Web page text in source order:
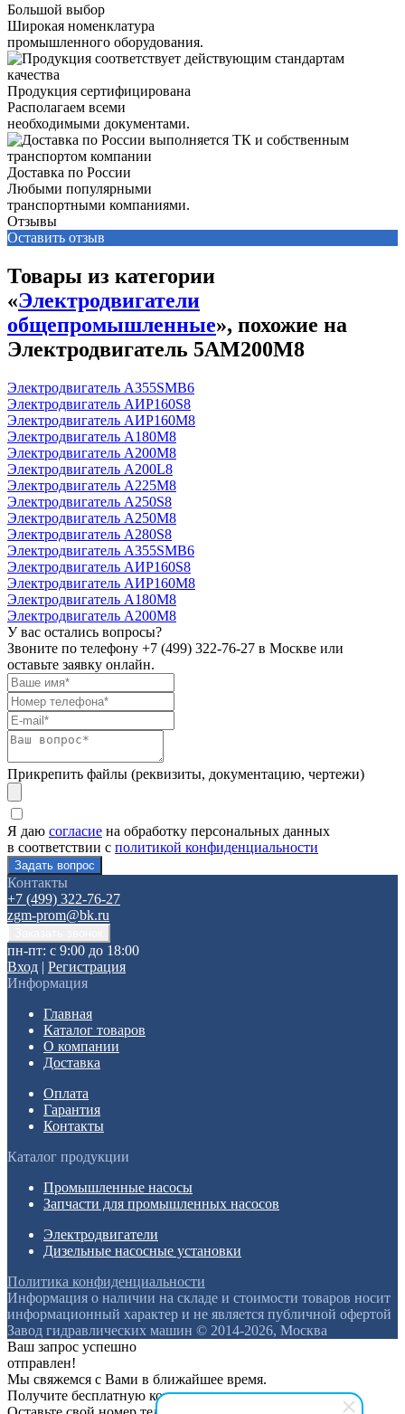
Большой выбор
Широкая номенклатура
промышленного оборудования.
Продукция сертифицирована
Располагаем всеми
необходимыми документами.
Доставка по России
Любыми популярными
транспортными компаниями.
Отзывы
Оставить отзыв
Товары из категории
«Электродвигатели
общепромышленные», похожие на
Электродвигатель 5АМ200М8
Электродвигатель А355SМВ6
Электродвигатель АИР160S8
Электродвигатель АИР160М8
Электродвигатель А180М8
Электродвигатель А200М8
Электродвигатель А200L8
Электродвигатель А225М8
Электродвигатель А250S8
Электродвигатель А250М8
Электродвигатель А280S8
Электродвигатель А355SМВ6
Электродвигатель АИР160S8
Электродвигатель АИР160М8
Электродвигатель А180М8
Электродвигатель А200М8
У вас остались вопросы?
Звоните по телефону +7 (499) 322-76-27 в Москве или
оставьте заявку онлайн.
Прикрепить файлы (реквизиты, документацию, чертежи)
Я даю согласие на обработку персональных данных
в соответствии с политикой конфиденциальности
Контакты
+7 (499) 322-76-27
zgm-prom@bk.ru
пн-пт: с 9:00 до 18:00
Вход | Регистрация
Информация
Главная
Каталог товаров
О компании
Доставка
Оплата
Гарантия
Контакты
Каталог продукции
Промышленные насосы
Запчасти для промышленных насосов
Электродвигатели
Дизельные насосные установки
Политика конфиденциальности
Информация о наличии на складе и стоимости товаров носит
информационный характер и не является публичной офертой
Завод гидравлических машин © 2014-2026, Москва
Ваш запрос успешно
отправлен!
Мы свяжемся с Вами в ближайшее время.
Получите бесплатную консультацию